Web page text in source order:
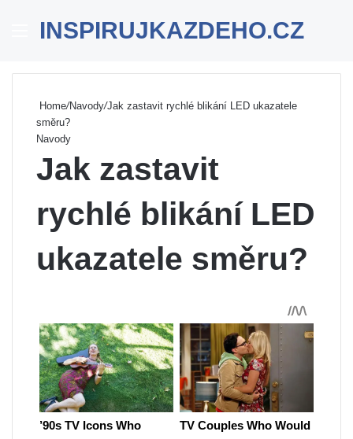
Menu
INSPIRUJKAZDEHO.CZ
Home/Navody/Jak zastavit rychlé blikání LED ukazatele
směru?
Navody
Jak zastavit
rychlé blikání LED
ukazatele směru?